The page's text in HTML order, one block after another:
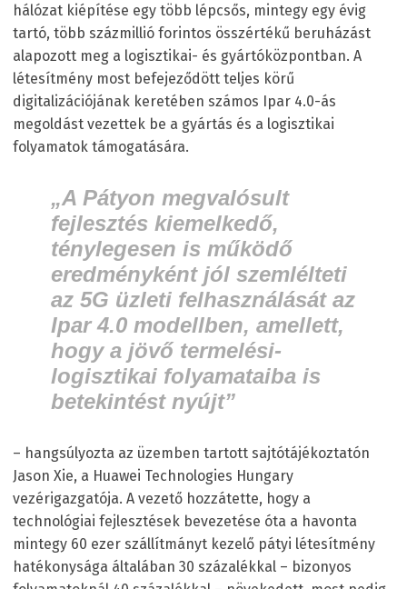
hálózat kiépítése egy több lépcsős, mintegy egy évig
tartó, több százmillió forintos összértékű beruházást
alapozott meg a logisztikai- és gyártóközpontban. A
létesítmény most befejeződött teljes körű
digitalizációjának keretében számos Ipar 4.0-ás
megoldást vezettek be a gyártás és a logisztikai
folyamatok támogatására.
„A Pátyon megvalósult
fejlesztés kiemelkedő,
ténylegesen is működő
eredményként jól szemlélteti
az 5G üzleti felhasználását az
Ipar 4.0 modellben, amellett,
hogy a jövő termelési-
logisztikai folyamataiba is
betekintést nyújt”
– hangsúlyozta az üzemben tartott sajtótájékoztatón
Jason Xie, a Huawei Technologies Hungary
vezérigazgatója. A vezető hozzátette, hogy a
technológiai fejlesztések bevezetése óta a havonta
mintegy 60 ezer szállítmányt kezelő pátyi létesítmény
hatékonysága általában 30 százalékkal – bizonyos